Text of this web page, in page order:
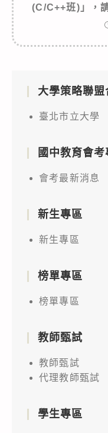
(C/C++班)」，
大學策略聯盟
臺北市立大學
國中教育會考
會考最新消息
新生專區
新生專區
榜單專區
榜單專區
教師甄試
教師甄試
代理教師甄試
學生專區